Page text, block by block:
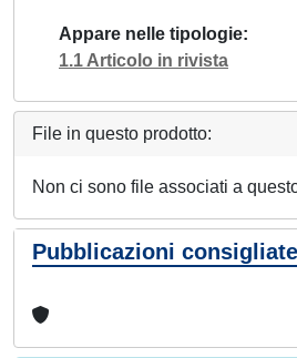
Appare nelle tipologie
1.1 Articolo in rivista
File in questo prodotto:
Non ci sono file associati a
Pubblicazioni consigliate